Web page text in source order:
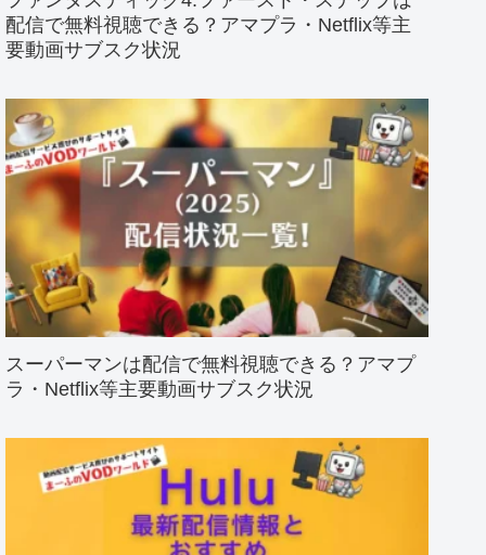
配信で無料視聴できる？アマプラ・Netflix等主
要動画サブスク状況
スーパーマンは配信で無料視聴できる？アマプ
ラ・Netflix等主要動画サブスク状況